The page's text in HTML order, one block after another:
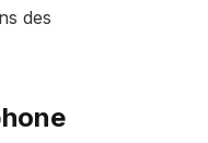
des